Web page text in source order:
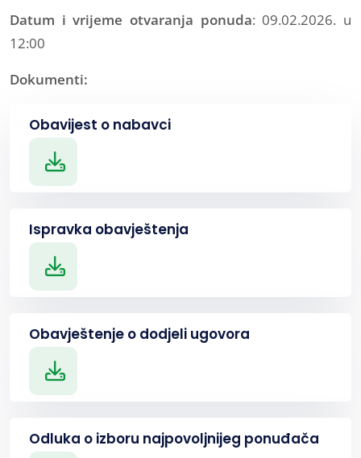
Datum i vrijeme otvaranja ponuda: 09.02.2026. u
12:00
Dokumenti:
Obavijest o nabavci
Ispravka obavještenja
Obavještenje o dodjeli ugovora
Odluka o izboru najpovoljnijeg ponuđača